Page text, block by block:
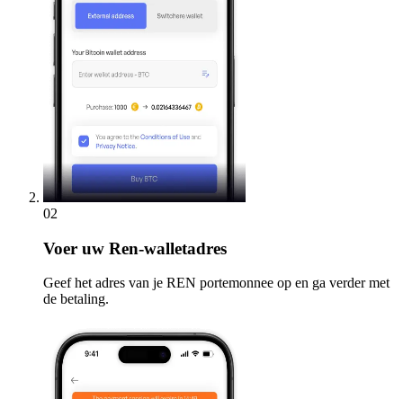
02
Voer uw Ren-walletadres
Geef het adres van je REN portemonnee op en ga verder met
de betaling.